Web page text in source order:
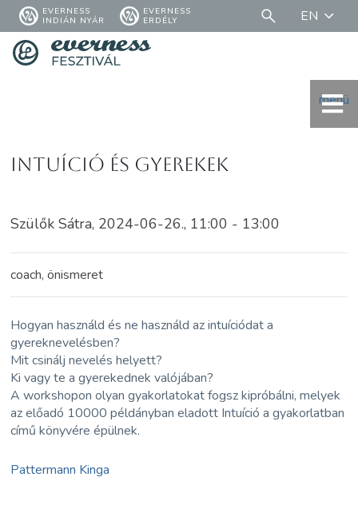
EVERNESS
INDIÁN NYÁR
EVERNESS
ERDÉLY
EN
menü
Intuíció és gyerekek
Szülők Sátra, 2024-06-26., 11:00 - 13:00
coach, önismeret
Hogyan használd és ne használd az intuíciódat a
gyereknevelésben?
Mit csinálj nevelés helyett?
Ki vagy te a gyerekednek valójában?
A workshopon olyan gyakorlatokat fogsz kipróbálni, melyek
az előadó 10000 példányban eladott Intuíció a gyakorlatban
című könyvére épülnek.
Pattermann Kinga